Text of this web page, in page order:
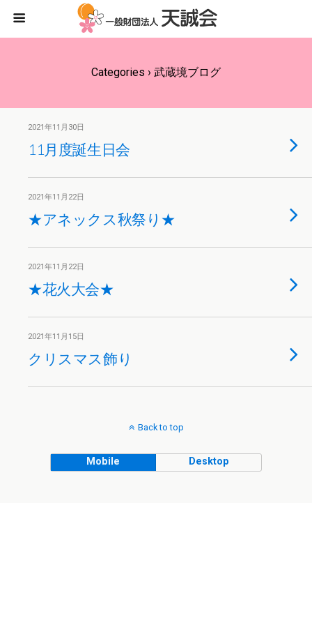
Categories › 武蔵境ブログ
2021年11月30日
11月度誕生日会
2021年11月22日
★アネックス秋祭り★
2021年11月22日
★花火大会★
2021年11月15日
クリスマス飾り
Back to top
Mobile Desktop